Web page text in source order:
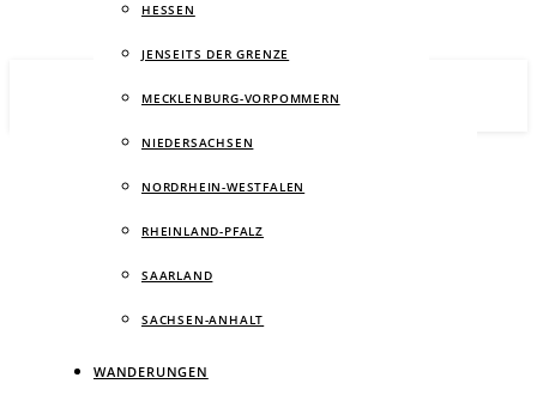
HESSEN
JENSEITS DER GRENZE
MECKLENBURG-VORPOMMERN
NIEDERSACHSEN
NORDRHEIN-WESTFALEN
RHEINLAND-PFALZ
SAARLAND
SACHSEN-ANHALT
WANDERUNGEN